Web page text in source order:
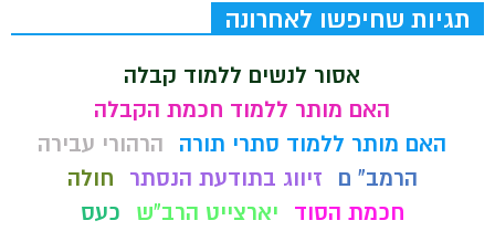
תגיות שחיפשו לאחרונה
אסור לנשים ללמוד קבלה
האם מותר ללמוד חכמת הקבלה
האם מותר ללמוד סתרי תורה
הרהורי עבירה
הרמב" ם
זיווג בתודעת הנסתר
חולה
חכמת הסוד
יארצייט הרב"ש
כעס